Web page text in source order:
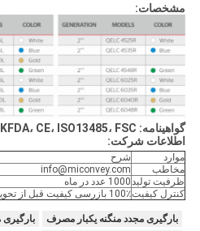
مشخصات:
گواهینامه: FDA، CFDA، KFDA، CE، ISO13485، FSC
اطلاعات شرکت:
موارد
شرح
مخاطب
info@miconvey.com
ظرفیت تولید1000 عدد در ماه
کنترل کیفیت100٪ بازرسی کیفیت قبل از تحویل
بارگیری مجدد منگنه یکبار مصرف